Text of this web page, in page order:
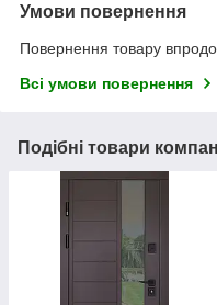
Умови повернення
Повернення товару
Всі умови повернення
Подібні товари